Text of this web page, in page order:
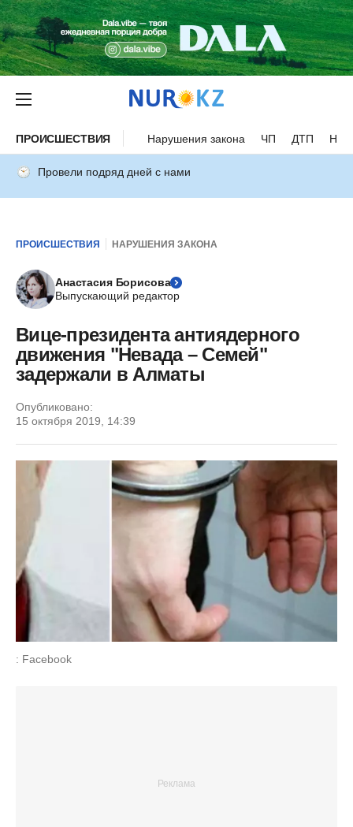
ПРОИСШЕСТВИЯ Нарушения закона ЧП ДТП
Провели подряд дней с нами
ПРОИСШЕСТВИЯ НАРУШЕНИЯ ЗАКОНА
Анастасия Борисова
Выпускающий редактор
Вице-президента антиядерного
движения "Невада – Семей"
задержали в Алматы
Опубликовано:
15 октября 2019, 14:39
: Facebook